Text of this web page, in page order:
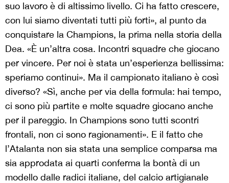
suo lavoro è di altissimo livello. Ci ha fatto crescere,
con lui siamo diventati tutti più forti», al punto da
conquistare la Champions, la prima nella storia della
Dea. «È un’altra cosa. Incontri squadre che giocano
per vincere. Per noi è stata un’esperienza bellissima:
speriamo continui». Ma il campionato italiano è così
diverso? «Sì, anche per via della formula: hai tempo,
ci sono più partite e molte squadre giocano anche
per il pareggio. In Champions sono tutti scontri
frontali, non ci sono ragionamenti». E il fatto che
l’Atalanta non sia stata una semplice comparsa ma
sia approdata ai quarti conferma la bontà di un
modello dalle radici italiane, del calcio artigianale